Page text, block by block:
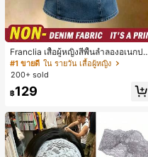
Franclia เสื้อผู้หญิงสีพื้นลำลองอเนกปร
ะสงค์สำหรับใส่ประจำวัน
#1 ขายดี ใน รายวัน เสื้อผู้หญิง
200+ sold
฿129